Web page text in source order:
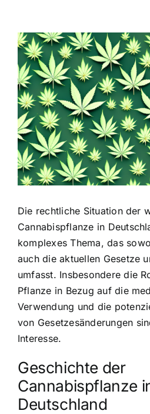
Zeige
grösseres
Bild
Die rechtliche Situation der
Cannabispflanze in
komplexes Thema, das
auch die aktuellen Gesetze
umfasst. Insbesondere die
Pflanze in Bezug auf die
Verwendung und die
von Gesetzesänderungen
Interesse.
Geschichte der
Cannabispflanze
Deutschland